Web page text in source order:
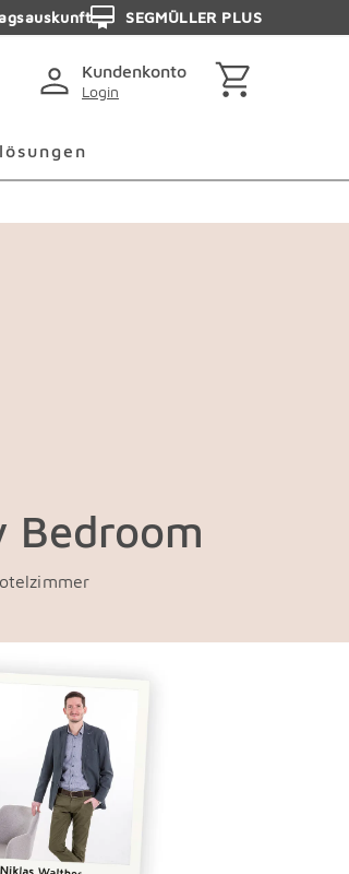
SEGMÜLLER PLUS
Kundenkonto
Login
Bedroom